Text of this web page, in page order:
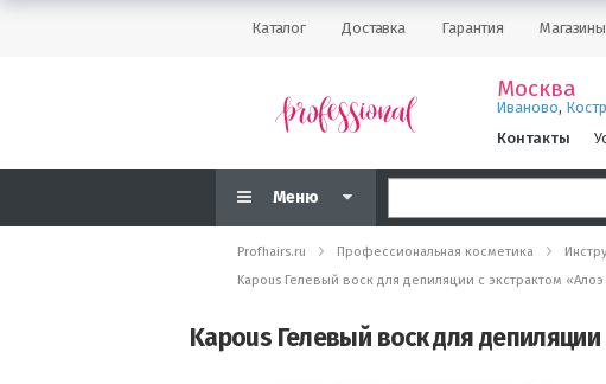
Каталог Доставка Гарантия Магазины
Москва
Иваново,
Контакты
Меню
Profhairs.ru Профессиональная косметика
Kapous Гелевый воск для депиляции с экстрактом
Kapous Гелевый воск для